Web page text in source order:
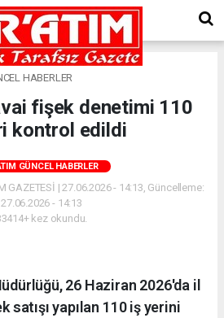
HABERLER
fişek denetimi 110
kontrol edildi
GÜNCEL HABERLER
GAZETESİ | 27.06.2026 - 14:13, Güncelleme:
27.06.2026 - 14:13
kez okundu.
26 Haziran 2026'da il
satışı yapılan 110 iş yerini